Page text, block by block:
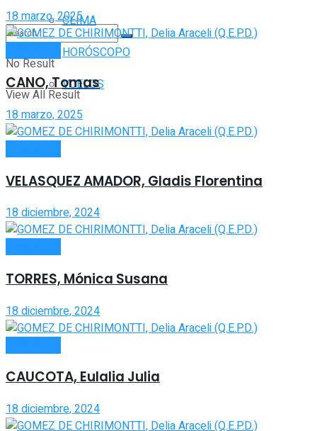
No Result
View All Result
CLIMA
HORÓSCOPO
VUELOS
18 marzo, 2025
CANO, Tomas
18 marzo, 2025
VELASQUEZ AMADOR, Gladis Florentina
18 diciembre, 2024
TORRES, Mónica Susana
18 diciembre, 2024
CAUCOTA, Eulalia Julia
18 diciembre, 2024